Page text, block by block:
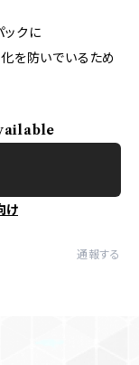
クに
を防いでいるため
け
通報する